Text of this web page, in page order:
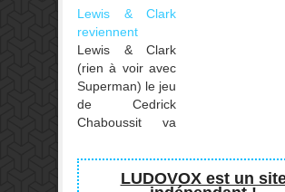
L'éditeur
expliqué
Lewis & Clark
reviennent
Lewis & Clark
(rien à voir avec
Superman) le jeu
de Cedrick
Chaboussit va
nouvelle édition.
Lewis & Clark
LUDOVOX est un